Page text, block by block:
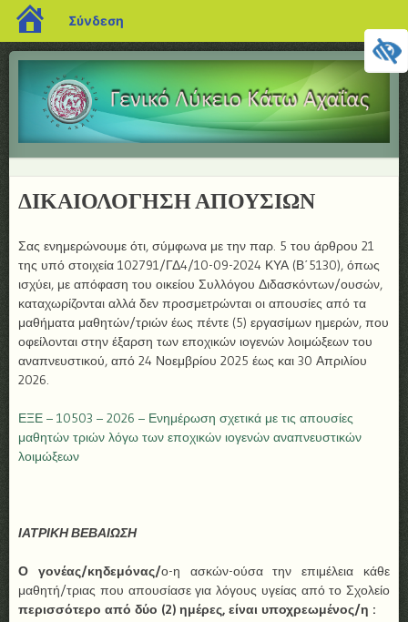
ΓΕΝΙΚΟ
ΛΥΚΕΙΟ
ΚΑΤΩ
ΑΧΑΪΑΣ
ΔΙΚΑΙΟΛΟΓΗΣΗ ΑΠΟΥΣΙΩΝ
Σας ενημερώνουμε ότι, σύμφωνα με την παρ. 5 του άρθρου 21
της υπό στοιχεία 102791/ΓΔ4/10-09-2024 ΚΥΑ (Β΄5130), όπως
ισχύει, με απόφαση του οικείου Συλλόγου Διδασκόντων/ουσών,
καταχωρίζονται αλλά δεν προσμετρώνται οι απουσίες από τα
μαθήματα μαθητών/τριών έως πέντε (5) εργασίμων ημερών, που
οφείλονται στην έξαρση των εποχικών ιογενών λοιμώξεων του
αναπνευστικού, από 24 Νοεμβρίου 2025 έως και 30 Απριλίου
2026.
ΕΞΕ – 10503 – 2026 – Ενημέρωση σχετικά με τις απουσίες
μαθητών τριών λόγω των εποχικών ιογενών αναπνευστικών
λοιμώξεων
ΙΑΤΡΙΚΗ ΒΕΒΑΙΩΣΗ
Ο γονέας/κηδεμόνας/ο-η ασκών-ούσα την επιμέλεια κάθε
μαθητή/τριας που απουσίασε για λόγους υγείας από το Σχολείο
περισσότερο από δύο (2) ημέρες, είναι υποχρεωμένος/η :
blogs.sch.gr
Σύνδεση